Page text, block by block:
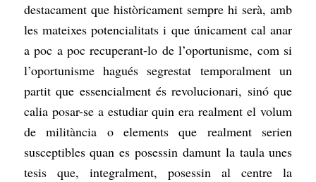
destacament que històricament sempre hi serà, amb
les mateixes potencialitats i que únicament cal anar
a poc a poc recuperant-lo de l’oportunisme, com si
l’oportunisme hagués segrestat temporalment un
partit que essencialment és revolucionari, sinó que
calia posar-se a estudiar quin era realment el volum
de militància o elements que realment serien
susceptibles quan es posessin damunt la taula unes
tesis que, integralment, posessin al centre la